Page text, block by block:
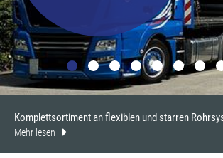
Komplettsortiment an flexiblen und starren
Mehr lesen